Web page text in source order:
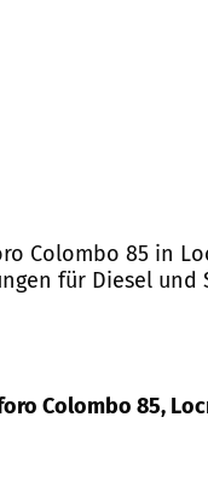
Colombo 85 in
für Diesel und
Colombo 85,